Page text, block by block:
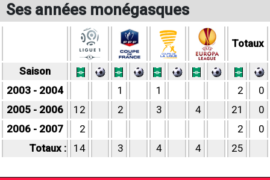
Ses années monégasques
Totaux
Saison
2003 - 2004
1 1 2
0
2005 - 2006
12 2 3 4 21
0
2006 - 2007
2 2
0
Totaux :
14 3 4 4 25